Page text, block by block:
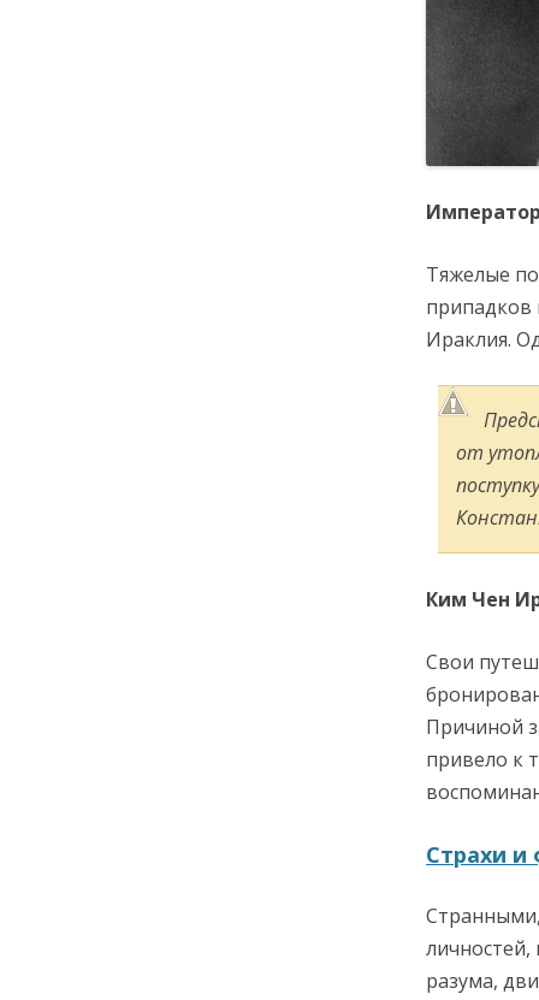
Тяжелые
припадков
Ираклия.
от
Ким Чен
Свои
Причиной
привело к
Страхи и
разума,